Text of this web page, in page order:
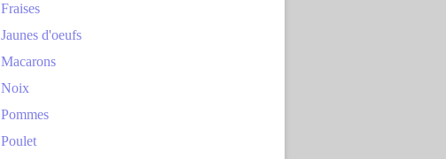
Fraises
Jaunes d'oeufs
Macarons
Noix
Pommes
Poulet